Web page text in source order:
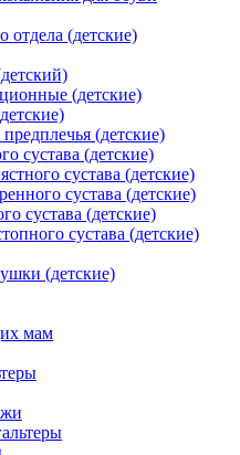
отдела (детские)
(детские)
(детские)
сустава (детские)
сустава (детские)
сустава (детские)
сустава (детские)
сустава (детские)
(детские)
мам